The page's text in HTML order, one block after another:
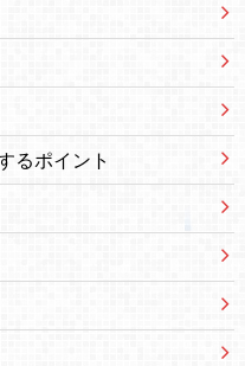
るポイント